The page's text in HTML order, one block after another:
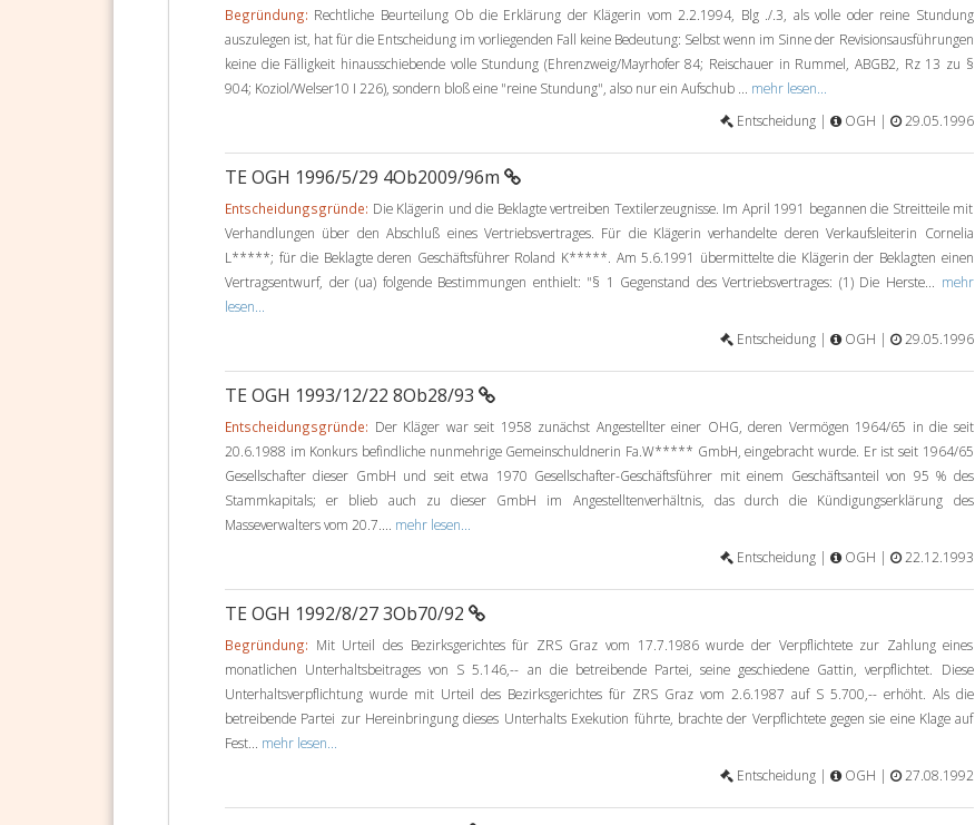
Begründung: Rechtliche Beurteilung Ob die Erklärung der Klägerin vom 2.2.1994, Blg ./.3, als volle oder reine Stundung
auszulegen ist, hat für die Entscheidung im vorliegenden Fall keine Bedeutung: Selbst wenn im Sinne der Revisionsausführungen
keine die Fälligkeit hinausschiebende volle Stundung (Ehrenzweig/Mayrhofer 84; Reischauer in Rummel, ABGB2, Rz 13 zu §
904; Koziol/Welser10 I 226), sondern bloß eine "reine Stundung", also nur ein Aufschub ... mehr lesen...
Entscheidung |
OGH | 29.05.1996
TE OGH 1996/5/29 4Ob2009/96m
Entscheidungsgründe: Die Klägerin und die Beklagte vertreiben Textilerzeugnisse. Im April 1991 begannen die Streitteile mit
Verhandlungen über den Abschluß eines Vertriebsvertrages. Für die Klägerin verhandelte deren Verkaufsleiterin Cornelia
L*****; für die Beklagte deren Geschäftsführer Roland K*****. Am 5.6.1991 übermittelte die Klägerin der Beklagten einen
Vertragsentwurf, der (ua) folgende Bestimmungen enthielt: "§ 1 Gegenstand des Vertriebsvertrages: (1) Die Herste... mehr
lesen...
Entscheidung |
OGH | 29.05.1996
TE OGH 1993/12/22 8Ob28/93
Entscheidungsgründe: Der Kläger war seit 1958 zunächst Angestellter einer OHG, deren Vermögen 1964/65 in die seit
20.6.1988 im Konkurs befindliche nunmehrige Gemeinschuldnerin Fa.W***** GmbH, eingebracht wurde. Er ist seit 1964/65
Gesellschafter dieser GmbH und seit etwa 1970 Gesellschafter-Geschäftsführer mit einem Geschäftsanteil von 95 % des
Stammkapitals; er blieb auch zu dieser GmbH im Angestelltenverhältnis, das durch die Kündigungserklärung des
Masseverwalters vom 20.7.... mehr lesen...
Entscheidung |
OGH | 22.12.1993
TE OGH 1992/8/27 3Ob70/92
Begründung: Mit Urteil des Bezirksgerichtes für ZRS Graz vom 17.7.1986 wurde der Verpflichtete zur Zahlung eines
monatlichen Unterhaltsbeitrages von S 5.146,-- an die betreibende Partei, seine geschiedene Gattin, verpflichtet. Diese
Unterhaltsverpflichtung wurde mit Urteil des Bezirksgerichtes für ZRS Graz vom 2.6.1987 auf S 5.700,-- erhöht. Als die
betreibende Partei zur Hereinbringung dieses Unterhalts Exekution führte, brachte der Verpflichtete gegen sie eine Klage auf
Fest... mehr lesen...
Entscheidung |
OGH | 27.08.1992